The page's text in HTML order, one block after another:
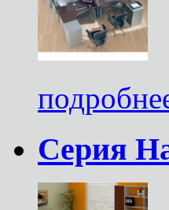
Серия